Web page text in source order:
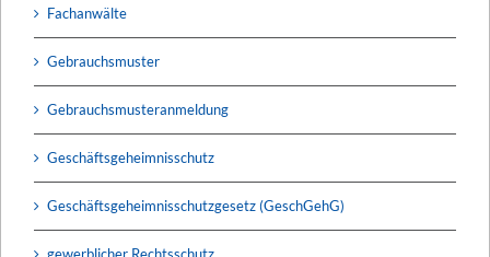
Fachanwälte
Gebrauchsmuster
Gebrauchsmusteranmeldung
Geschäftsgeheimnisschutz
Geschäftsgeheimnisschutzgesetz (GeschGehG)
gewerblicher Rechtsschutz